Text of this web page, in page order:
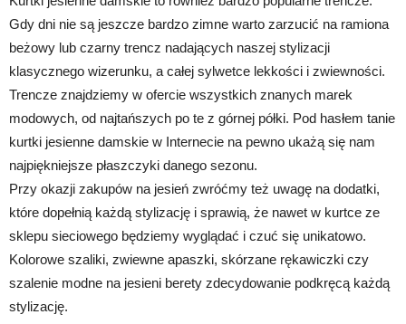
Gdy dni nie są jeszcze bardzo zimne warto zarzucić na ramiona
beżowy lub czarny trencz nadających naszej stylizacji
klasycznego wizerunku, a całej sylwetce lekkości i zwiewności.
Trencze znajdziemy w ofercie wszystkich znanych marek
modowych, od najtańszych po te z górnej półki. Pod hasłem tanie
kurtki jesienne damskie w Internecie na pewno ukażą się nam
najpiękniejsze płaszczyki danego sezonu.
Przy okazji zakupów na jesień zwróćmy też uwagę na dodatki,
które dopełnią każdą stylizację i sprawią, że nawet w kurtce ze
sklepu sieciowego będziemy wyglądać i czuć się unikatowo.
Kolorowe szaliki, zwiewne apaszki, skórzane rękawiczki czy
szalenie modne na jesieni berety zdecydowanie podkręcą każdą
stylizację.